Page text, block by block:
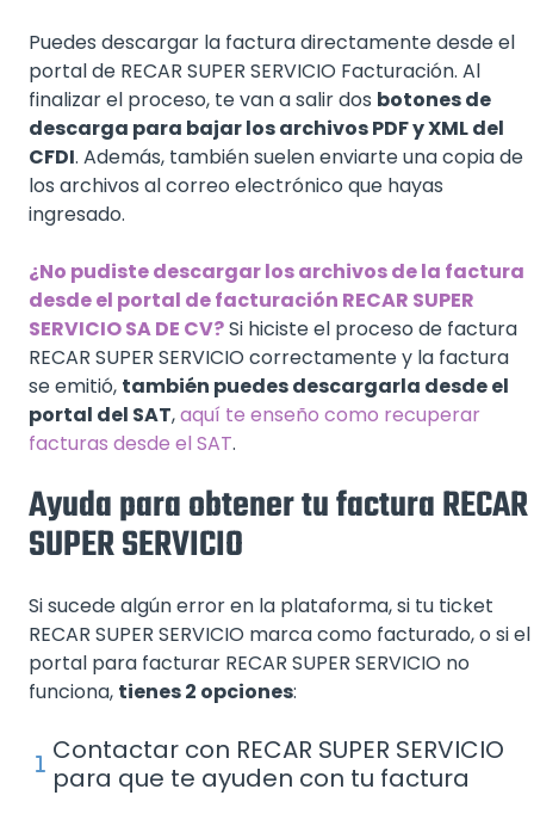
Puedes descargar la factura directamente desde el
portal de RECAR SUPER SERVICIO Facturación. Al
finalizar el proceso, te van a salir dos botones de
descarga para bajar los archivos PDF y XML del
CFDI. Además, también suelen enviarte una copia de
los archivos al correo electrónico que hayas
ingresado.
¿No pudiste descargar los archivos de la factura
desde el portal de facturación RECAR SUPER
SERVICIO SA DE CV?Si hiciste el proceso de factura
RECAR SUPER SERVICIO correctamente y la factura
se emitió, también puedes descargarla desde el
portal del SAT,aquí te enseño como recuperar
facturas desde el SAT.
Ayuda para obtener tu factura RECAR
SUPER SERVICIO
Si sucede algún error en la plataforma, si tu ticket
RECAR SUPER SERVICIO marca como facturado, o si el
portal para facturar RECAR SUPER SERVICIO no
funciona, tienes 2 opciones:
Contactar con RECAR SUPER SERVICIO
para que te ayuden con tu factura